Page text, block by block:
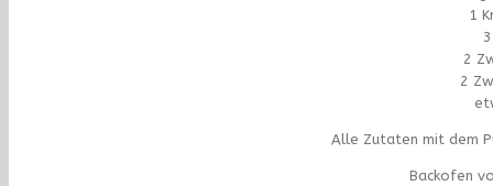
1
2
2
Alle Zutaten mit dem
Backofen